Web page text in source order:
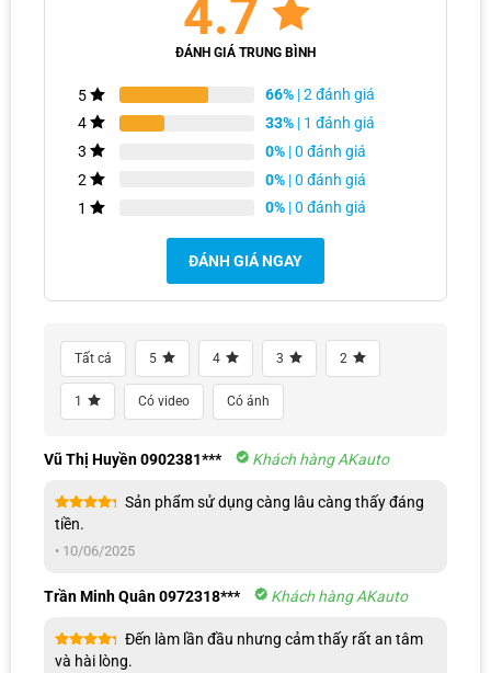
Sản phẩm đảm chất lượng và độ bền
4.7
ĐÁNH GIÁ TRUNG BÌNH
5 66% | 2 đánh giá
4
33% | 1 đánh giá
3
0% | 0 đánh giá
2
0% | 0 đánh giá
1
0% | 0 đánh giá
ĐÁNH GIÁ NGAY
Tất cả 5 4 3 2
1 Có video Có ảnh
Vũ Thị Huyền 0902381*** Khách hàng AKauto
Được xếp
hạng
sao
Sản phẩm sử dụng càng lâu càng thấy đáng
tiền.
• 10/06/2025
Trần Minh Quân 0972318*** Khách hàng AKauto
Được xếp
hạng55
Đến làm lần đầu nhưng cảm thấy rất an tâm
và hài lòng.